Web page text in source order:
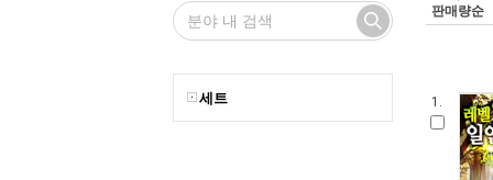
세트
판매량순
1.